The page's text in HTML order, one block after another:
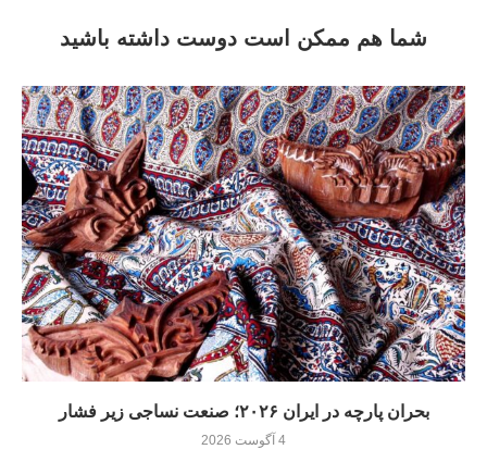
شما هم ممکن است دوست داشته باشید
بحران پارچه در ایران ۲۰۲۶؛ صنعت نساجی زیر فشار
4 آگوست 2026